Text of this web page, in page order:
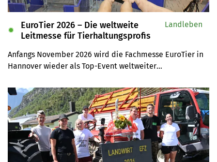
EuroTier 2026 – Die weltweite
Leitmesse für Tierhaltungsprofis
Anfangs November 2026 wird die Fachmesse EuroTier in
Hannover wieder als Top-Event weltweiter
Leserreise sind Sie selber mit dabei.
✹
Landleben